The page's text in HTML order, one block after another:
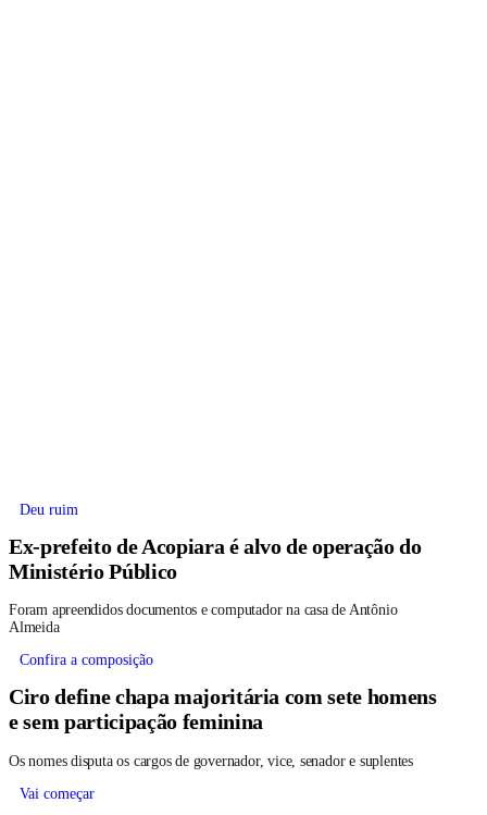
Deu ruim
Ex-prefeito de Acopiara é alvo de operação do
Ministério Público
Foram apreendidos documentos e computador na casa de Antônio
Almeida
Confira a composição
Ciro define chapa majoritária com sete homens
e sem participação feminina
Os nomes disputa os cargos de governador, vice, senador e suplentes
Vai começar